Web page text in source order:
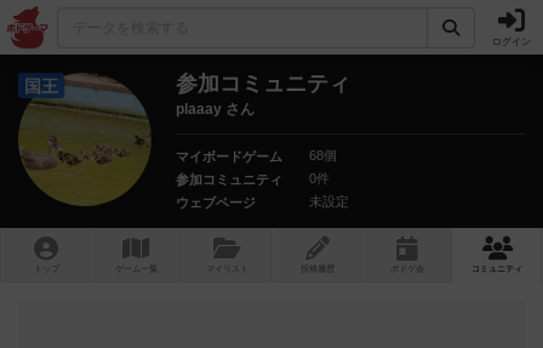
ログイン
国王 参加コミュニティ
plaaay さん
マイボードゲーム
68個
参加コミュニティ
0件
ウェブページ
未設定
トップ ゲーム一覧 マイリスト 投稿履歴 ボ ドゲ コミュニティ